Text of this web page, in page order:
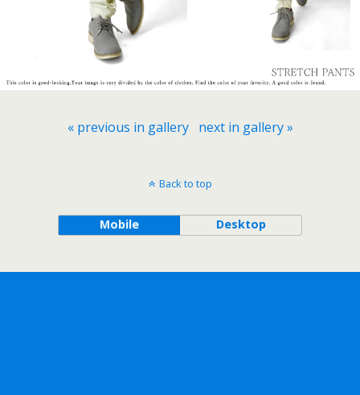
« previous in gallery next in gallery »
Back to top
Mobile Desktop